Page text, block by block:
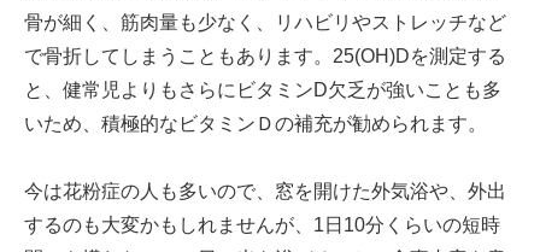
骨が細く、筋肉量も少なく、リハビリやストレッチなど
で骨折してしまうこともあります。25(OH)Dを測定する
と、健常児よりもさらにビタミンD欠乏が強いことも多
いため、積極的なビタミンＤの補充が勧められます。
今は花粉症の人も多いので、窓を開けた外気浴や、外出
するのも大変かもしれませんが、1日10分くらいの短時